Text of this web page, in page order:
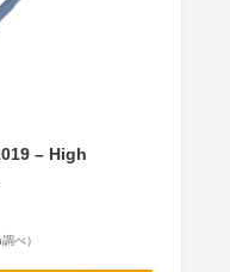
– High
べ）